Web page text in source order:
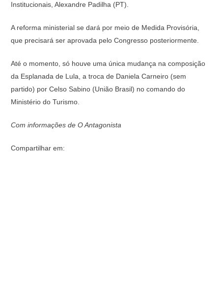
Institucionais, Alexandre Padilha (PT).
A reforma ministerial se dará por meio de Medida Provisória,
que precisará ser aprovada pelo Congresso posteriormente.
Até o momento, só houve uma única mudança na composição
da Esplanada de Lula, a troca de Daniela Carneiro (sem
partido) por Celso Sabino (União Brasil) no comando do
Ministério do Turismo.
Com informações de O Antagonista
Compartilhar em: